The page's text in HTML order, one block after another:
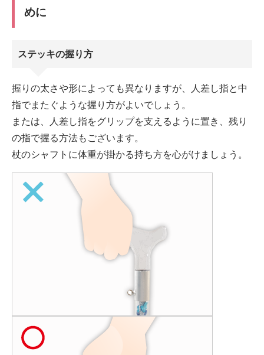
めに
ステッキの握り方
握りの太さや形によっても異なりますが、人差し指と中
指でまたぐような握り方がよいでしょう。
または、人差し指をグリップを支えるように置き、残り
の指で握る方法もございます。
杖のシャフトに体重が掛かる持ち方を心がけましょう。